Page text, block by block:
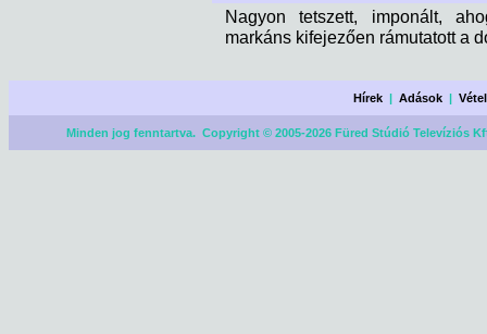
Nagyon tetszett, imponált,
markáns kifejezően rámutatott a
Hírek |Adások |
Minden jog fenntartva. Copyright © 2005-2026 Füred Stúdió Televíziós